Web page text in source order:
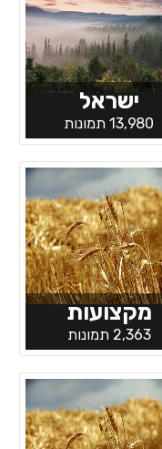
ישראל
13,980 תמונות
מקצועות
2,363 תמונות